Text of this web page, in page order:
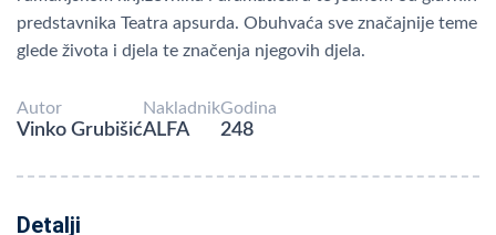
predstavnika Teatra apsurda. Obuhvaća sve značajnije teme
glede života i djela te značenja njegovih djela.
Autor
Vinko Grubišić
Nakladnik
ALFA
Godina
248
Detalji